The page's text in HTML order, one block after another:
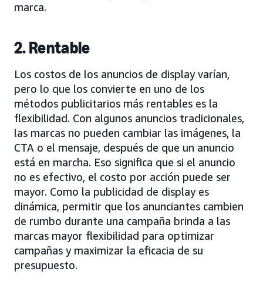
marca.
2. Rentable
Los costos de los anuncios de display varían,
pero lo que los convierte en uno de los
métodos publicitarios más rentables es la
flexibilidad. Con algunos anuncios tradicionales,
las marcas no pueden cambiar las imágenes, la
CTA o el mensaje, después de que un anuncio
está en marcha. Eso significa que si el anuncio
no es efectivo, el costo por acción puede ser
mayor. Como la publicidad de display es
dinámica, permitir que los anunciantes cambien
de rumbo durante una campaña brinda a las
marcas mayor flexibilidad para optimizar
campañas y maximizar la eficacia de su
presupuesto.